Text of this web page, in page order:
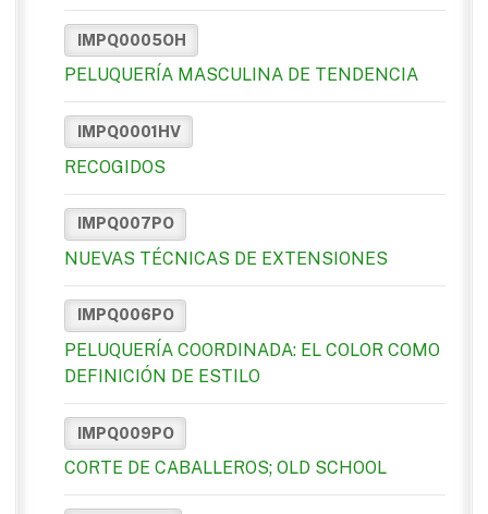
IMPQ0005OH
PELUQUERÍA MASCULINA DE TENDENCIA
IMPQ0001HV
RECOGIDOS
IMPQ007PO
NUEVAS TÉCNICAS DE EXTENSIONES
IMPQ006PO
PELUQUERÍA COORDINADA: EL COLOR COMO
DEFINICIÓN DE ESTILO
IMPQ009PO
CORTE DE CABALLEROS; OLD SCHOOL